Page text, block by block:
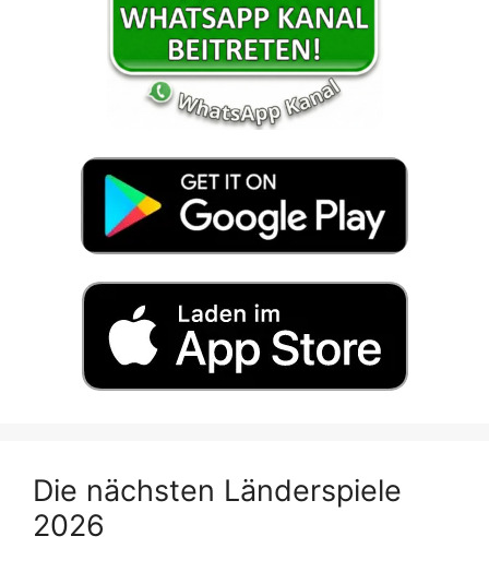
Die nächsten Länderspiele
2026